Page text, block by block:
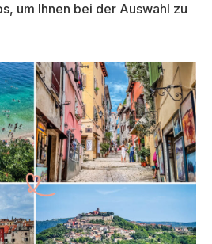
um Ihnen bei der Auswahl zu